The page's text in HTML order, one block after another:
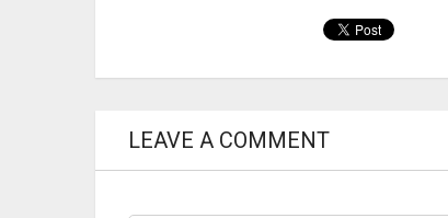
LEAVE A COMMENT